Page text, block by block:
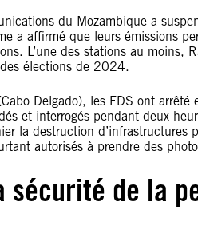
du Mozambique a
a affirmé que leurs émissions
L’une des stations au moins,
élections de 2024.
Delgado), les FDS ont
et interrogés pendant deux
la destruction
autorisés à prendre des
de la